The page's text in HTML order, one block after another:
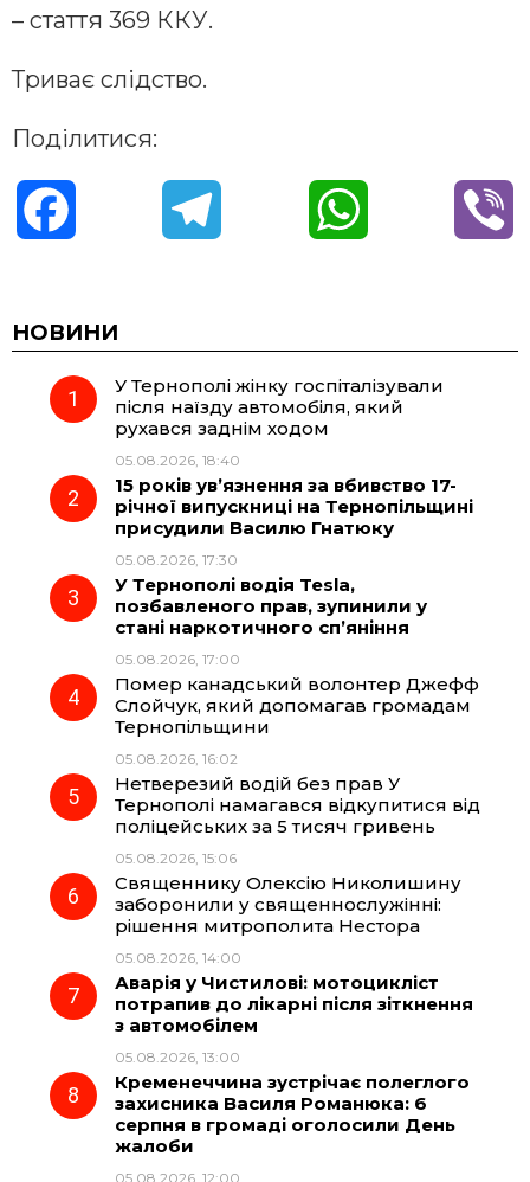
– стаття 369 ККУ.
Триває слідство.
Поділитися:
c
e
o
k
e
r
a
m
t
A
p
НОВИНИ
У Тернополі жінку госпіталізували
після наїзду автомобіля, який
рухався заднім ходом
05.08.2026, 18:40
15 років ув’язнення за вбивство 17-
річної випускниці на Тернопільщині
присудили Василю Гнатюку
05.08.2026, 17:30
У Тернополі водія Tesla,
позбавленого прав, зупинили у
стані наркотичного сп’яніння
05.08.2026, 17:00
Помер канадський волонтер Джефф
Слойчук, який допомагав громадам
Тернопільщини
05.08.2026, 16:02
Нетверезий водій без прав У
Тернополі намагався відкупитися від
поліцейських за 5 тисяч гривень
05.08.2026, 15:06
Священнику Олексію Николишину
заборонили у священнослужінні:
рішення митрополита Нестора
05.08.2026, 14:00
Аварія у Чистилові: мотоцикліст
потрапив до лікарні після зіткнення
з автомобілем
05.08.2026, 13:00
Кременеччина зустрічає полеглого
захисника Василя Романюка: 6
серпня в громаді оголосили День
жалоби
05.08.2026, 12:00